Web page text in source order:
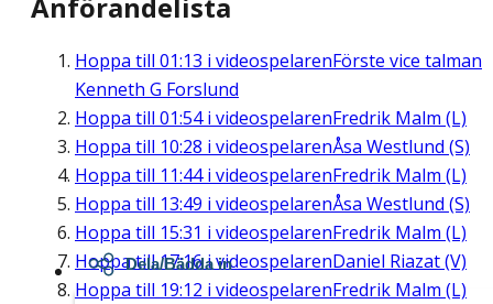
Anförandelista
Hoppa till 01:13 i videospelarenFörste vice talman
Kenneth G Forslund
Hoppa till 01:54i videospelarenFredrik Malm (L)
Hoppa till 10:28 i videospelarenÅsa Westlund (S)
Hoppa till 11:44i videospelarenFredrik Malm (L)
Hoppa till 13:49 i videospelarenÅsa Westlund (S)
Hoppa till 15:31 i videospelarenFredrik Malm (L)
Hoppa till17:16i videospelarenDaniel Riazat (V)
Hoppa till 19:12 i videospelarenFredrik Malm (L)
Dela/Bädda in